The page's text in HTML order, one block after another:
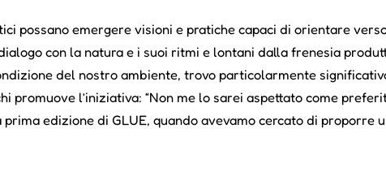
possano emergere visioni e pratiche capaci di orientare
con la natura e i suoi ritmi e lontani dalla frenesia
del nostro ambiente, trovo particolarmente
l’iniziativa: “Non me lo sarei aspettato come
edizione di GLUE, quando avevamo cercato di proporre